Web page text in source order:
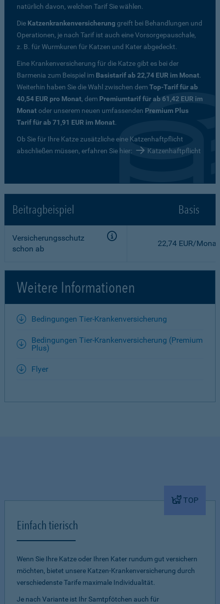
natürlich davon, welchen Tarif Sie wählen.
Die Katzenkrankenversicherung greift bei Behandlungen und
Operationen, je nach Tarif ist auch eine Vorsorgepauschale,
z. B. für Wurmkuren für Katzen und Kater abgedeckt.
Eine Krankenversicherung für die Katze gibt es bei der
Barmenia zum Beispiel im Basistarif ab 22,74 EUR im Monat.
Weiterhin haben Sie die Wahl zwischen demTop-Tarif für ab
40,54 EUR pro Monat, dem Premiumtarif für ab 61,42 EUR im
Monatoder unserem neuen umfassenden Premium Plus
Tarif für ab 71,91 EUR im Monat.
Ob Sie für Ihre Katze zusätzliche eine Katzenhaftpflicht
abschließen müssen, erfahren Sie hier:
Katzenhaftpflicht
Beitragbeispiel Basis
Versicherungsschutz
schon ab
22,74 EUR/Monat
Weitere Informationen
Bedingungen Tier-Krankenversicherung
Bedingungen Tier-Krankenversicherung (Premium
Plus)
Flyer
TOP
Einfach tierisch
Wenn Sie Ihre Katze oder Ihren Kater rundum gut versichern
möchten, bietet unsere Katzen-Krankenversicherung durch
verschiedenste Tarife maximale Individualität.
Je nach Variante ist Ihr Samtpfötchen auch für